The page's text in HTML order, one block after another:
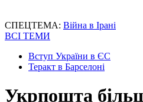
СПЕЦТЕМА: Війна в Ірані
ВСІ ТЕМИ
Вступ України в ЄС
Теракт в Барселоні
Укрпошта